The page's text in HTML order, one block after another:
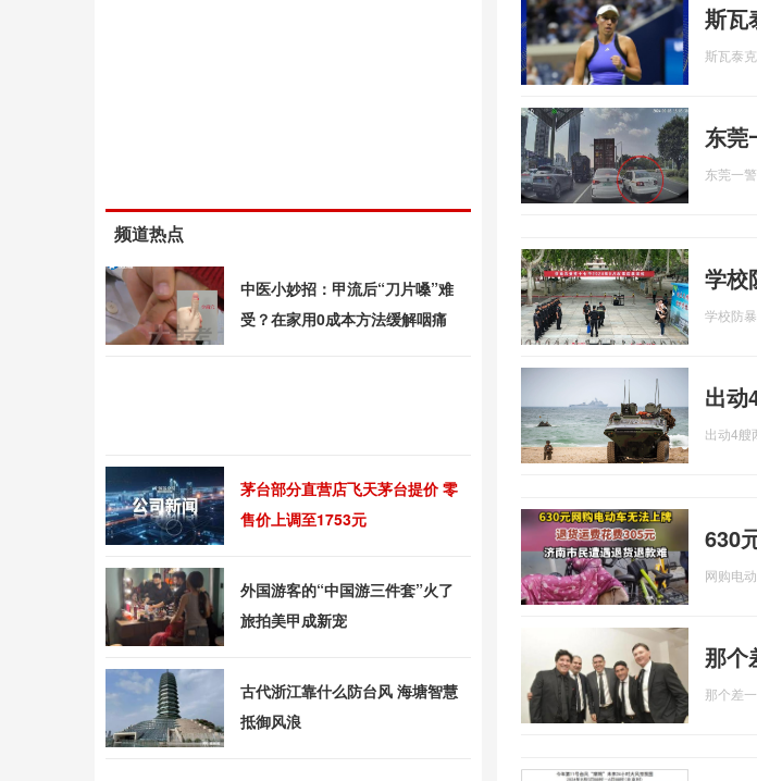
斯瓦
斯瓦泰
东莞
东莞一
学校
学校防
出动
出动4艘
630
网购电
那个
那个差
频道热点
中医小妙招：甲流后“刀片嗓”难
受？在家用0成本方法缓解咽痛
茅台部分直营店飞天茅台提价 零
售价上调至1753元
外国游客的“中国游三件套”火了
旅拍美甲成新宠
古代浙江靠什么防台风 海塘智慧
抵御风浪